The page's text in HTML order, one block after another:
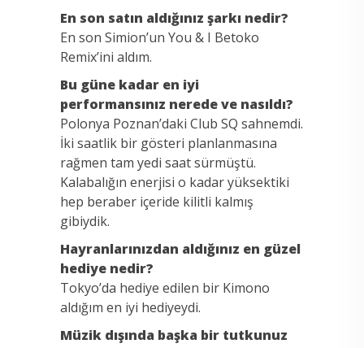
En son satın aldığınız şarkı nedir?
En son Simion’un You & I Betoko
Remix’ini aldım.
Bu güne kadar en iyi
performansınız nerede ve nasıldı?
Polonya Poznan’daki Club SQ sahnemdi.
İki saatlik bir gösteri planlanmasına
rağmen tam yedi saat sürmüştü.
Kalabalığın enerjisi o kadar yüksektiki
hep beraber içeride kilitli kalmış
gibiydik.
Hayranlarınızdan aldığınız en güzel
hediye nedir?
Tokyo’da hediye edilen bir Kimono
aldığım en iyi hediyeydi.
Müzik dışında başka bir tutkunuz